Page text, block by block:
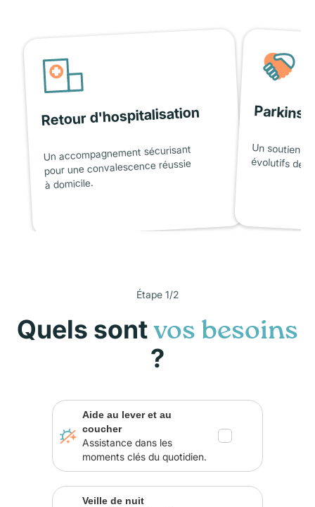
Retour d'hospitalisation
Un accompagnement sécurisant
pour une convalescence réussie
à domicile.
Un soutien
évolutifs de
Étape 1/2
Quels sont vos besoins
?
Aide au lever et au
coucher
Assistance dans les
moments clés du quotidien.
Veille de nuit